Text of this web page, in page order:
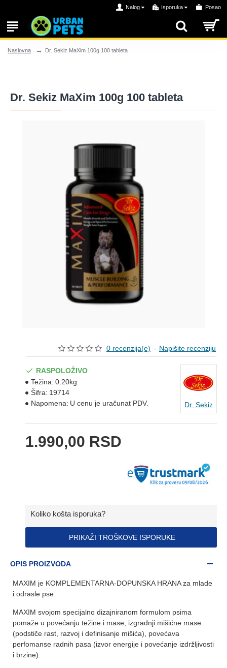
Nalog Isporuka Posao
Naslovna Dr. Sekiz MaXim 100g 100 tableta
Dr. Sekiz MaXim 100g 100 tableta
0 recenzija(e) - Napišite recenziju
1.990,00 RSD
RASPOLOŽIVO
Težina: 0.20kg
Šifra: 19714
Napomena: U cenu je uračunat PDV. Dr. Sekiz
Koliko košta isporuka?
PRIKAŽI TROŠKOVE ISPORUKE
OPIS PROIZVODA
MAXIM je KOMPLEMENTARNA-DOPUNSKA HRANA za mlade
i odrasle pse.
MAXIM svojom specijalno dizajniranom formulom psima
pomaže u povećanju težine i mase, izgradnji mišićne mase
(podstiče rast, razvoj i definisanje mišića), povećava
perfomanse radnih pasa (izvor energije i povećanje izdržljivosti
i brzine).